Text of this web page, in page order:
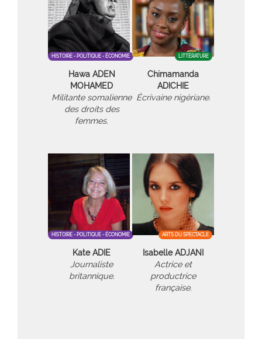
HISTOIRE - POLITIQUE - ÉCONOMIE
Hawa ADEN
MOHAMED
Militante somalienne
des droits des
femmes.
LITTÉRATURE
Chimamanda
ADICHIE
Écrivaine nigériane.
HISTOIRE - POLITIQUE - ÉCONOMIE
Kate ADIE
Journaliste
britannique.
ARTS DU SPECTACLE
Isabelle ADJANI
Actrice et
productrice
française.